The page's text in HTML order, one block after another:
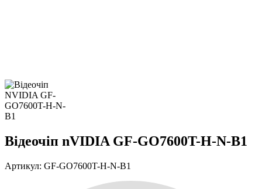
Відеочіп nVIDIA GF-GO7600T-H-N-B1
Артикул: GF-GO7600T-H-N-B1